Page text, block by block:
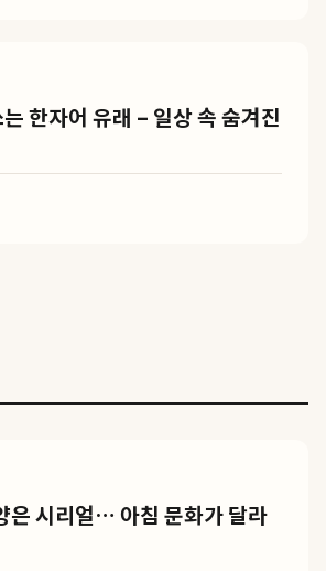
한자어 유래 – 일상 속 숨겨진
은 시리얼… 아침 문화가 달라